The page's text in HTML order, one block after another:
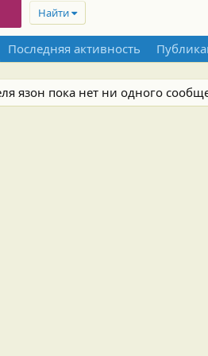
Найти
Последняя активность
язон пока нет ни одного